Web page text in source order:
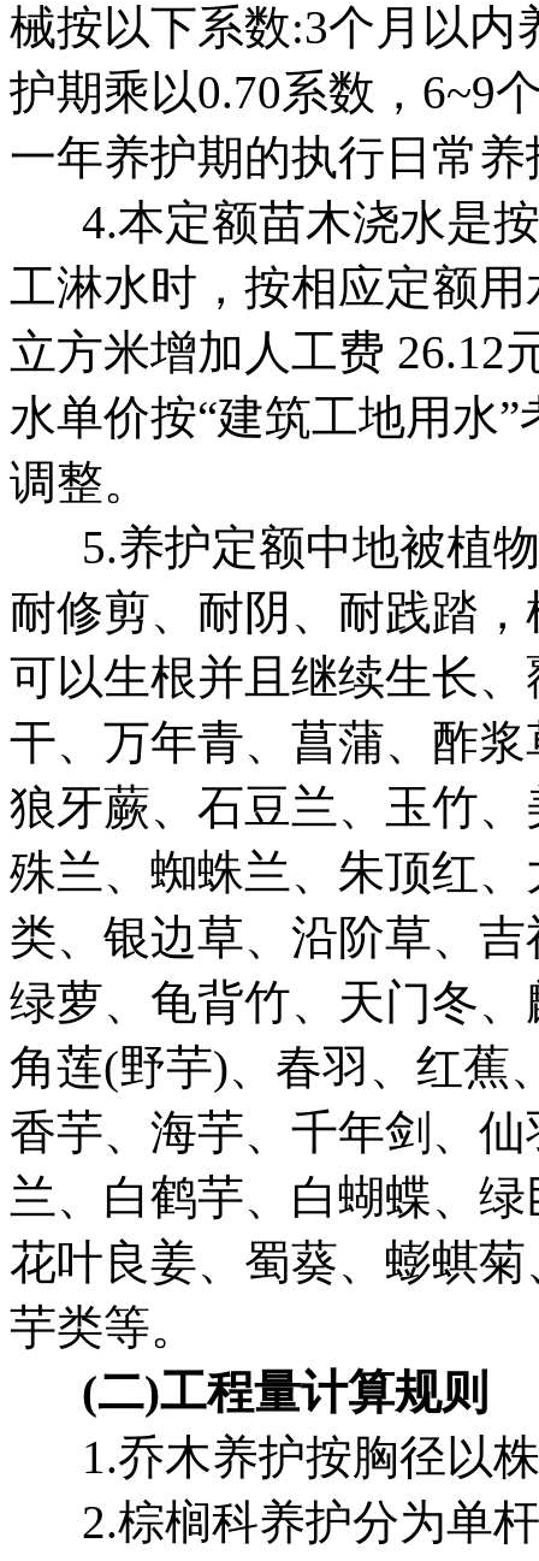
械按以下系数:3个月以内
护期乘以0.70系数，6~9
一年养护期的执行日常
4.本定额苗木浇水是按
工淋水时，按相应定额
立方米增加人工费 26.12
水单价按“建筑工地用水
调整。
5.养护定额中地被植物
耐修剪、耐阴、耐践踏
可以生根并且继续生长
干、万年青、菖蒲、酢
狼牙蕨、石豆兰、玉竹
殊兰、蜘蛛兰、朱顶红
类、银边草、沿阶草、
绿萝、龟背竹、天门冬
角莲(野芋)、春羽、红蕉
香芋、海芋、千年剑、
兰、白鹤芋、白蝴蝶、
花叶良姜、蜀葵、蟛蜞
芋类等。
(二)工程量计算规则
1.乔木养护按胸径以
2.棕榈科养护分为单杆